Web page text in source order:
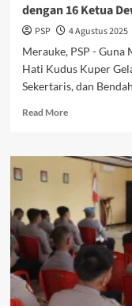
dengan 16 Ketua
PSP 4 Agustus 2025
Merauke, PSP - Guna
Hati Kudus Kuper
Sekertaris, dan
Read MoreRead
Tingkatkan
Pelayanan
Kepada
Katolik,
Pastor
Paroki
Bunda
Hati
Kudus